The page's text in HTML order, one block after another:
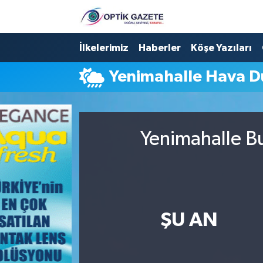
İlkelerimiz Haberler Köşe Yazıları
Yenimahalle Hava
Yenimahalle
ŞU AN
Nöbetçi Eczaneler
Hava Durumu
İstanbul Namaz Vakitleri
Trafik Durumu
Süper Lig Puan Durumu ve Fikstür
Tüm Manşetler
Son Dakika Haberleri
Haber Arşivi